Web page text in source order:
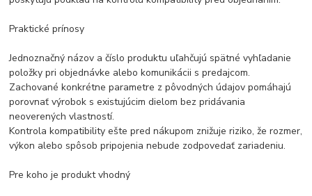
Praktické prínosy
Jednoznačný názov a číslo produktu uľahčujú spätné vyhľadanie
položky pri objednávke alebo komunikácii s predajcom.
Zachované konkrétne parametre z pôvodných údajov pomáhajú
porovnať výrobok s existujúcim dielom bez pridávania
neoverených vlastností.
Kontrola kompatibility ešte pred nákupom znižuje riziko, že rozmer,
výkon alebo spôsob pripojenia nebude zodpovedať zariadeniu.
Pre koho je produkt vhodný